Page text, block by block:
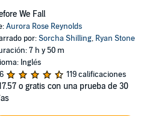
We Fall
Aurora Rose Reynolds
por:Sorcha Shilling, Ryan Stone
7 h y 50 m
Inglés
119 calificaciones
o gratis con una prueba de 30